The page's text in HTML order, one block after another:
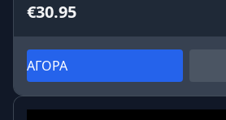
€30.95
ΑΓΟΡΑ